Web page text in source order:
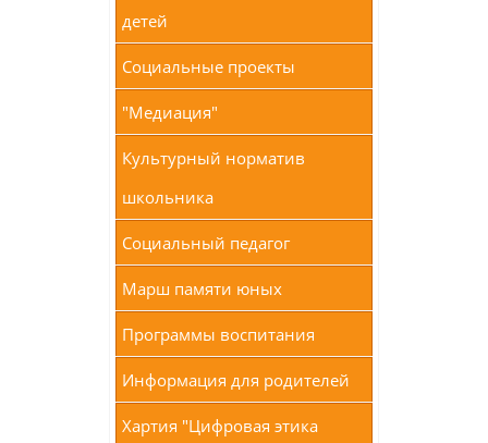
детей
Социальные проекты
"Медиация"
Культурный норматив
школьника
Социальный педагог
Марш памяти юных
Программы воспитания
Информация для родителей
Хартия "Цифровая этика